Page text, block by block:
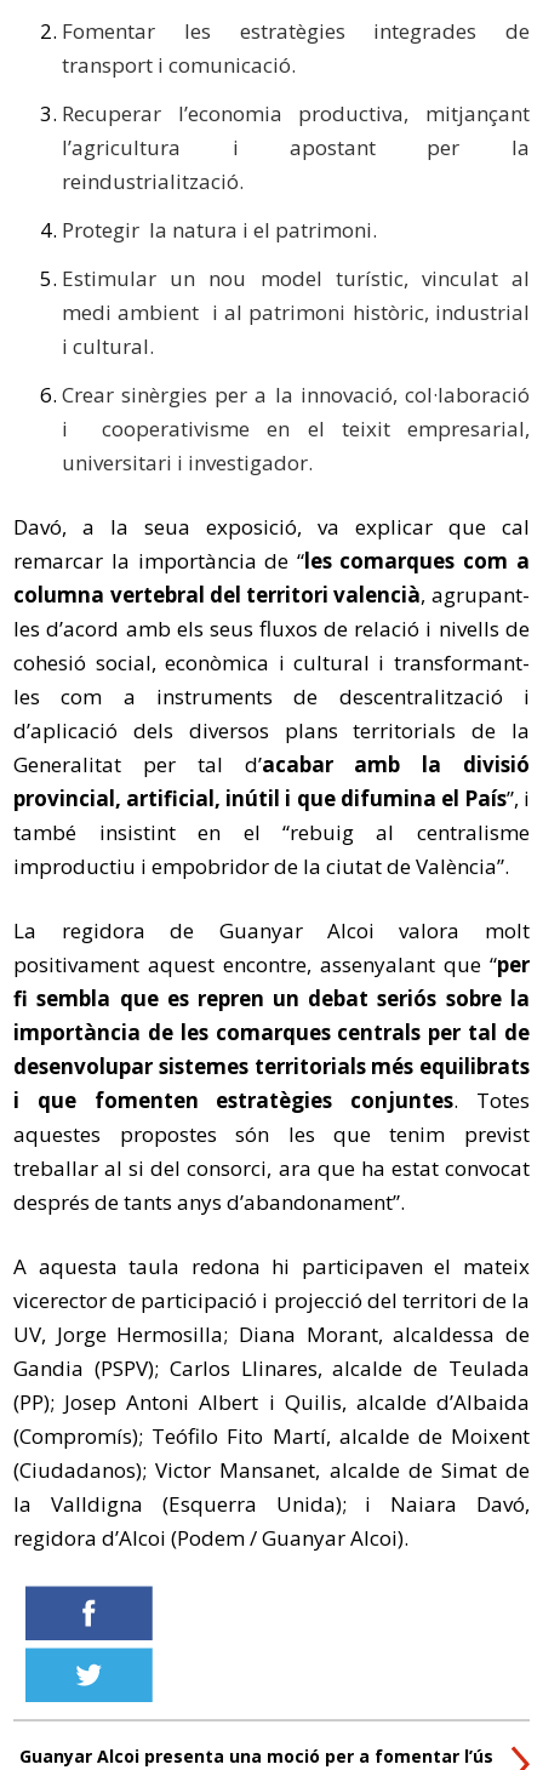
Fomentar les estratègies integrades de
transport i comunicació.
Recuperar l’economia productiva, mitjançant
l’agricultura i apostant per la
reindustrialització.
Protegir la natura i el patrimoni.
Estimular un nou model turístic, vinculat al
medi ambient i al patrimoni històric, industrial
i cultural.
Crear sinèrgies per a la innovació, col·laboració
i cooperativisme en el teixit empresarial,
universitari i investigador.
Davó, a la seua exposició, va explicar que cal
remarcar la importància de “les comarques com a
columna vertebral del territori valencià, agrupant-
les d’acord amb els seus fluxos de relació i nivells de
cohesió social, econòmica i cultural i transformant-
les com a instruments de descentralització i
d’aplicació dels diversos plans territorials de la
Generalitat per tal d’acabar amb la divisió
provincial, artificial, inútil i que difumina el País”, i
també insistint en el “rebuig al centralisme
improductiu i empobridor de la ciutat de València”.
La regidora de Guanyar Alcoi valora molt
positivament aquest encontre, assenyalant que “per
fi sembla que es repren un debat seriós sobre la
importància de les comarques centrals per tal de
desenvolupar sistemes territorials més equilibrats
i que fomenten estratègies conjuntes. Totes
aquestes propostes són les que tenim previst
treballar al si del consorci, ara que ha estat convocat
després de tants anys d’abandonament”.
A aquesta taula redona hi participaven el mateix
vicerector de participació i projecció del territori de la
UV, Jorge Hermosilla; Diana Morant, alcaldessa de
Gandia (PSPV); Carlos Llinares, alcalde de Teulada
(PP); Josep Antoni Albert i Quilis, alcalde d’Albaida
(Compromís); Teófilo Fito Martí, alcalde de Moixent
(Ciudadanos); Victor Mansanet, alcalde de Simat de
la Valldigna (Esquerra Unida); i Naiara Davó,
regidora d’Alcoi (Podem / Guanyar Alcoi).
Guanyar Alcoi presenta una moció per a fomentar l’ús